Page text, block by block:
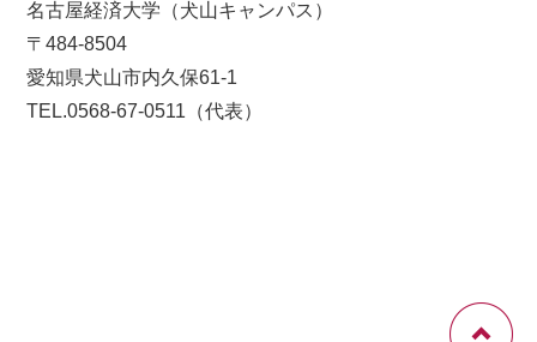
名古屋経済大学（犬山キャンパス）
〒484-8504
愛知県犬山市内久保61-1
TEL.0568-67-0511（代表）